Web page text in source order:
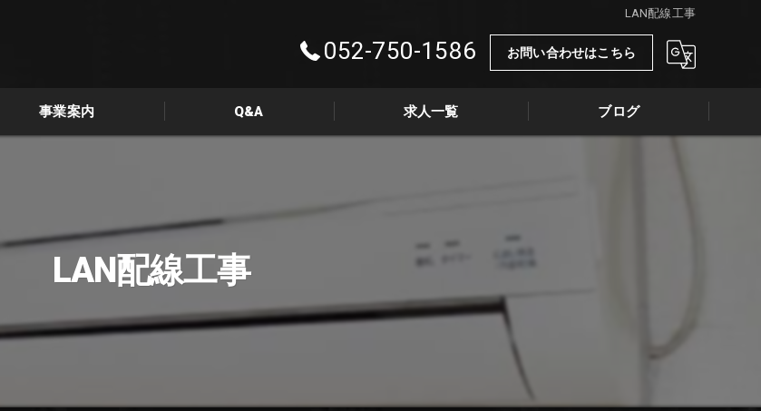
LAN配線工事
052-750-1586 お問い合わせはこちら
事業案内 Q&A 求人一覧 ブログ
LAN配線工事